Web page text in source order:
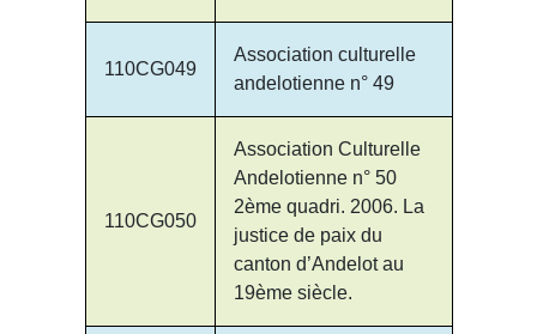
110CG049
Association culturelle
andelotienne n° 49
110CG050
Association Culturelle
Andelotienne n° 50
2ème quadri. 2006. La
justice de paix du
canton d’Andelot au
19ème siècle.